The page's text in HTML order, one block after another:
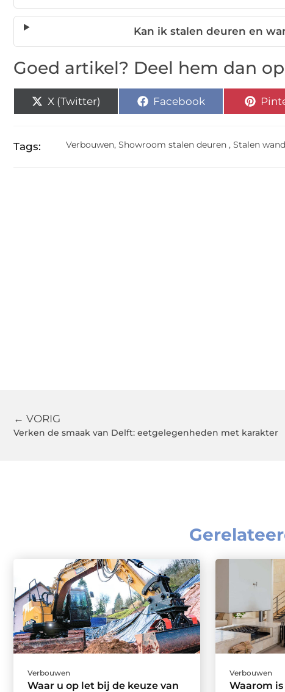
Kan ik stalen deuren en
Goed artikel? Deel hem dan
X (Twitter) Facebook
Tags: Verbouwen, Showroom stalen deuren , Stalen
← VORIG
Verken de smaak van Delft: eetgelegenheden met karakter
Verbouwen
Waar u op let bij de keuze van
Verbouwen
Waarom